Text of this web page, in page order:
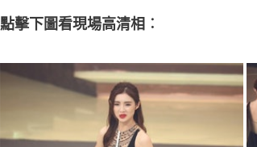
點擊下圖看現場高清相︰